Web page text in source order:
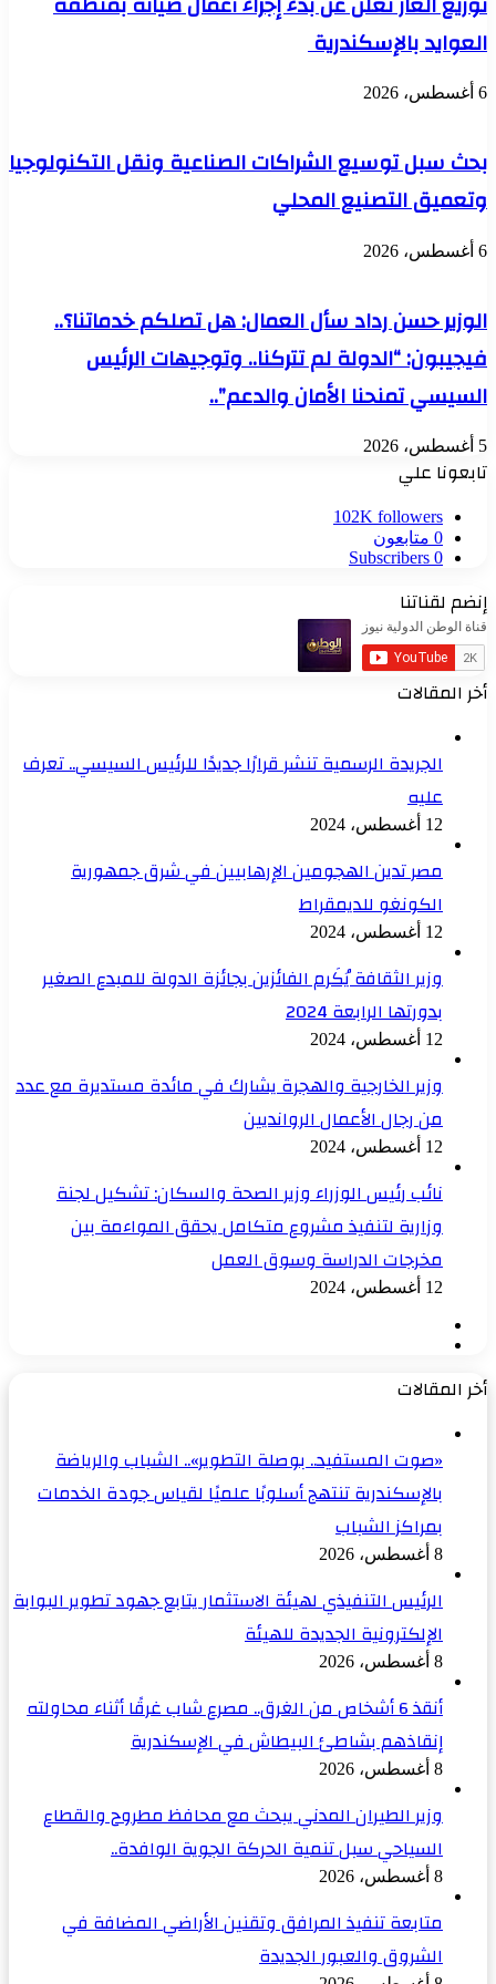
العوايد بالإسكندرية
6 أغسطس، 2026
بحث سبل توسيع الشراكات الصناعية ونقل التكنولوجيا
وتعميق التصنيع المحلي
6 أغسطس، 2026
الوزير حسن رداد سأل العمال: هل تصلكم خدماتنا؟..
فيجيبون: “الدولة لم تتركنا.. وتوجيهات الرئيس
السيسي تمنحنا الأمان والدعم”..
5 أغسطس، 2026
تابعونا علي
102K followers
0 متابعون
0
Subscribers
إنضم لقناتنا
أخر المقالات
الجريدة الرسمية تنشر قرارًا جديدًا للرئيس السيسي.. تعرف
عليه
12 أغسطس، 2024
مصر تدين الهجومين الإرهابيين في شرق جمهورية
الكونغو للديمقراط
12 أغسطس، 2024
وزير الثقافة يُكَرم الفائزين بجائزة الدولة للمبدع الصغير
بدورتها الرابعة 2024
12 أغسطس، 2024
وزير الخارجية والهجرة يشارك في مائدة مستديرة مع عدد
من رجال الأعمال الروانديين
12 أغسطس، 2024
نائب رئيس الوزراء وزير الصحة والسكان: تشكيل لجنة
وزارية لتنفيذ مشروع متكامل يحقق المواءمة بين
مخرجات الدراسة وسوق العمل
12 أغسطس، 2024
أخر المقالات
«صوت المستفيد.. بوصلة التطوير».. الشباب والرياضة
بالإسكندرية تنتهج أسلوبًا علميًا لقياس جودة الخدمات
بمراكز الشباب
8 أغسطس، 2026
الرئيس التنفيذي لهيئة الاستثمار يتابع جهود تطوير البوابة
الإلكترونية الجديدة للهيئة
8 أغسطس، 2026
أنقذ 6 أشخاص من الغرق.. مصرع شاب غرقًا أثناء محاولته
إنقاذهم بشاطئ البيطاش في الإسكندرية
8 أغسطس، 2026
وزير الطيران المدني يبحث مع محافظ مطروح والقطاع
السياحي سبل تنمية الحركة الجوية الوافدة..
8 أغسطس، 2026
متابعة تنفيذ المرافق وتقنين الأراضي المضافة في
الشروق والعبور الجديدة